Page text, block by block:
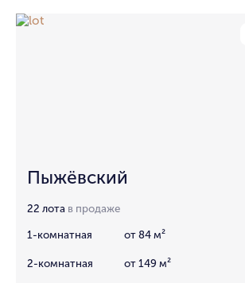
Пыжёвский
22 лота в продаже
1-комнатная от 84 м²
2-комнатная от 149 м²